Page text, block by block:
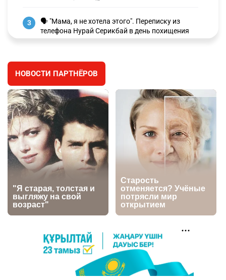
3
🗣 "Мама, я не хотела этого". Переписку из
телефона Нурай Серикбай в день похищения
зачитали в суде
⚠️ Доброе утро, друзья! Предлагаем обзор
главных новостей за 4 августа
2697 0 1
5
🗣Глава государства направил телеграмму
соболезнования родным и близким Халық
қаһарманы Ивана Гапича
2703 2 42
6
🇫🇷 Клуб ПСЖ объявил об открытии своей
футбольной академии в Астане
🚗 Казахстанцев убедили оформить
автокредиты за вознаграждение
2694 0 11
НОВОСТИ ПАРТНЁРОВ